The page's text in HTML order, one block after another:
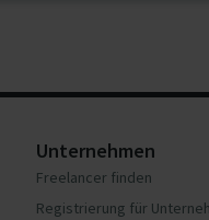
Unternehmen
Freelancer finden
Registrierung für